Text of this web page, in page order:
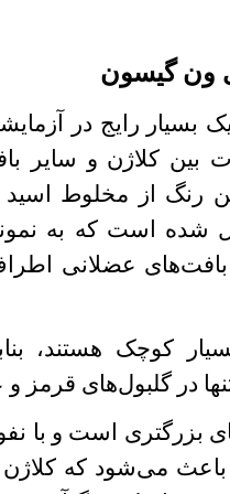
ون گیسون
بسیار رایج در
بین کلاژن و سایر
رنگ از مخلوط اسید
شده است که به
عضلانی
کوچک هستند،
تنها در گلبول‌های
بزرگتری است و با
باعث می‌شود که